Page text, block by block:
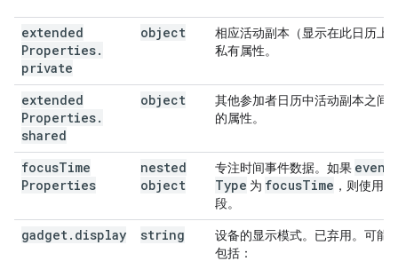
extended
Properties.
private
object
相应活动副本（显示在此日历上
私有属性。
extended
Properties.
shared
object
其他参加者日历中活动副本之间
的属性。
focusTime
Properties
nested
object
专注时间事件数据。如果 event
Type 为 focusTime ，则使用
段。
gadget. display string
设备的显示模式。已弃用。可能
包括：